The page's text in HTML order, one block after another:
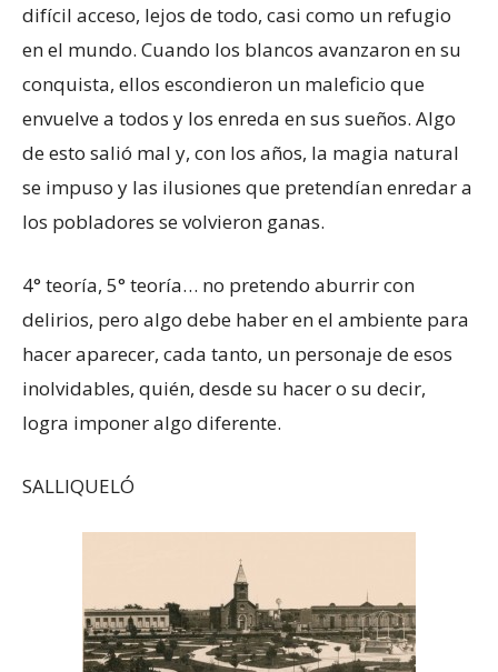
difícil acceso, lejos de todo, casi como un refugio
en el mundo. Cuando los blancos avanzaron en su
conquista, ellos escondieron un maleficio que
envuelve a todos y los enreda en sus sueños. Algo
de esto salió mal y, con los años, la magia natural
se impuso y las ilusiones que pretendían enredar a
los pobladores se volvieron ganas.
4° teoría, 5° teoría… no pretendo aburrir con
delirios, pero algo debe haber en el ambiente para
hacer aparecer, cada tanto, un personaje de esos
inolvidables, quién, desde su hacer o su decir,
logra imponer algo diferente.
SALLIQUELÓ